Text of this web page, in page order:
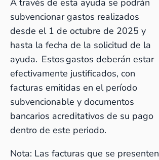
A través de esta ayuda se podrán
subvencionar gastos realizados
desde el 1 de octubre de 2025 y
hasta la fecha de la solicitud de la
ayuda. Estos gastos deberán estar
efectivamente justificados, con
facturas emitidas en el período
subvencionable y documentos
bancarios acreditativos de su pago
dentro de este periodo.
Nota: Las facturas que se presenten